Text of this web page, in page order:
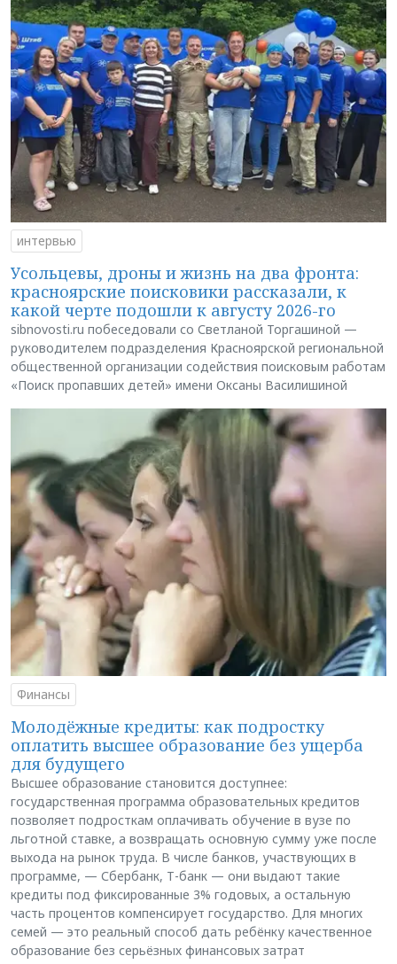
интервью
Усольцевы, дроны и жизнь на два фронта:
красноярские поисковики рассказали, к
какой черте подошли к августу 2026-го
sibnovosti.ru побеседовали со Светланой Торгашиной —
руководителем подразделения Красноярской региональной
общественной организации содействия поисковым работам
«Поиск пропавших детей» имени Оксаны Василишиной
Финансы
Молодёжные кредиты: как подростку
оплатить высшее образование без ущерба
для будущего
Высшее образование становится доступнее:
государственная программа образовательных кредитов
позволяет подросткам оплачивать обучение в вузе по
льготной ставке, а возвращать основную сумму уже после
выхода на рынок труда. В числе банков, участвующих в
программе, — Сбербанк, Т-банк — они выдают такие
кредиты под фиксированные 3% годовых, а остальную
часть процентов компенсирует государство. Для многих
семей — это реальный способ дать ребёнку качественное
образование без серьёзных финансовых затрат